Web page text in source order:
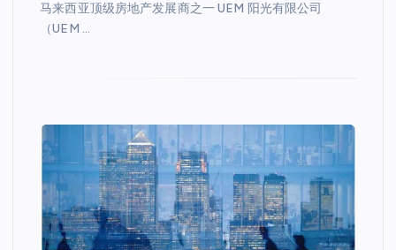
马来西亚顶级房地产发展商之一 UEM 阳光有限公司
（UEM …